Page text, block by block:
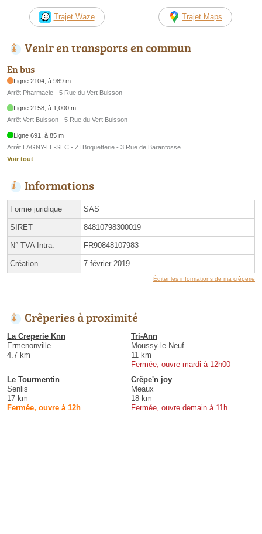
Trajet Waze Trajet Maps
Venir en transports en commun
En bus
Ligne 2104, à 989 m
Arrêt Pharmacie - 5 Rue du Vert Buisson
Ligne 2158, à 1,000 m
Arrêt Vert Buisson - 5 Rue du Vert Buisson
Ligne 691, à 85 m
Arrêt LAGNY-LE-SEC - ZI Briquetterie - 3 Rue de Baranfosse
Voir tout
Informations
Forme juridique SAS
SIRET 84810798300019
N° TVA Intra. FR90848107983
Création 7 février 2019
Éditer les informations de ma crêperie
Crêperies à proximité
La Creperie Knn
Ermenonville
4.7 km
Tri-Ann
Moussy-le-Neuf
11 km
Fermée, ouvre mardi à 12h00
Le Tourmentin
Senlis
17 km
Fermée, ouvre à 12h
Crêpe'n joy
Meaux
18 km
Fermée, ouvre demain à 11h